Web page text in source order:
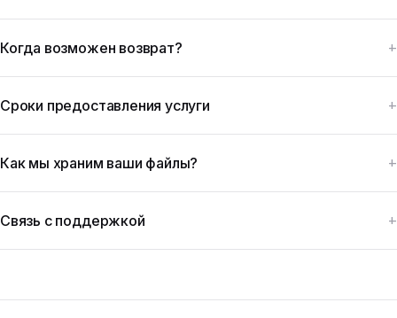
Когда возможен возврат?
Сроки предоставления услуги
Как мы храним ваши файлы?
Связь с поддержкой